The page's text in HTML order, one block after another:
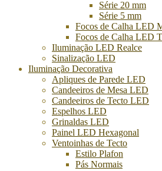
Série 20 mm
Série 5 mm
Focos de Calha LED
Focos de Calha LED
Iluminação LED Realce
Sinalização LED
Iluminação Decorativa
Apliques de Parede LED
Candeeiros de Mesa LED
Candeeiros de Tecto LED
Espelhos LED
Grinaldas LED
Painel LED Hexagonal
Ventoinhas de Tecto
Estilo Plafon
Pás Normais